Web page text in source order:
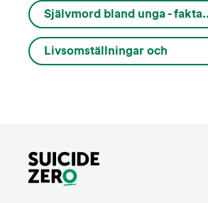
Självmord bland unga -
Livsomställningar och